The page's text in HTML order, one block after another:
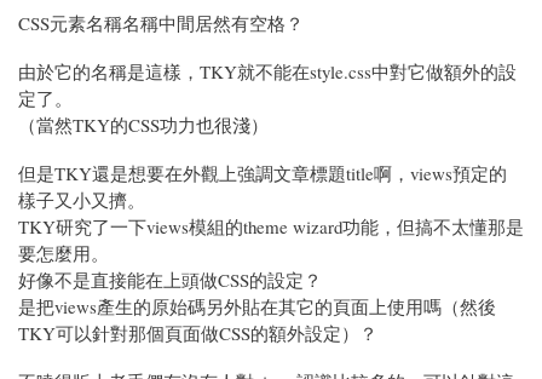
CSS元素名稱名稱中間居然有空格？
由於它的名稱是這樣，TKY就不能在style.css中對它做額外的設
定了。
（當然TKY的CSS功力也很淺）
但是TKY還是想要在外觀上強調文章標題title啊，views預定的
樣子又小又擠。
TKY研究了一下views模組的theme wizard功能，但搞不太懂那是
要怎麼用。
好像不是直接能在上頭做CSS的設定？
是把views產生的原始碼另外貼在其它的頁面上使用嗎（然後
TKY可以針對那個頁面做CSS的額外設定）？